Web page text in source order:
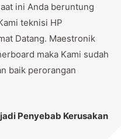
ini Anda beruntung
teknisi HP
Datang. Maestronik
maka Kami sudah
baik perorangan
Penyebab Kerusakan